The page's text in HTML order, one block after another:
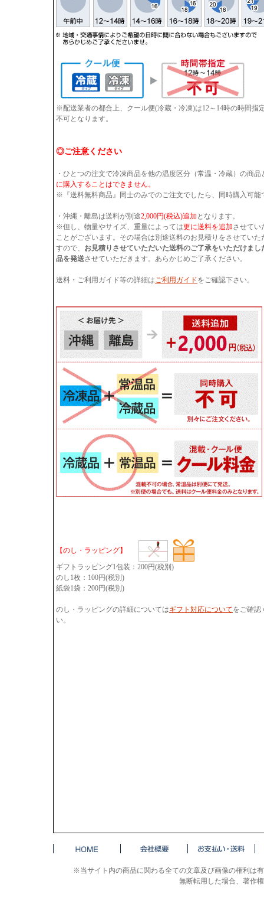
※配送業者の都合上、クール便(冷蔵・冷凍)は12～14時の時間
不可となります。
◎ご注意ください
・ひとつの注文で冷凍商品を他の温度区分（常温・冷蔵）の商品
に購入することはできません。
※『送料無料商品』同士のみでのご注文でしたら、同時購入可能
・沖縄・離島は送料が別途2,000円(税込)追加 となります。
※但し、物量やサイズ、重量によっては更に送料を追加させてい
ことがございます。その場合は別途送料のお見積りをさせていた
すので、 お見積りさせていただいた送料のご了承をいただけまし
品を発送させていただきます。あらかじめご了承ください。
送料・ご利用ガイド等の詳細はご利用ガイドをご確認下さい。
【のし・ラッピング】
ギフトラッピング1包装：200円(税別)
のし1枚：100円(税別)
紙袋1袋：200円(税別)
のし・ラッピングの詳細についてはギフト対応についてをご確認
い。
※当サイト内の商品に関わる全ての文章及び画像の権利は
無断転用した場合、著作